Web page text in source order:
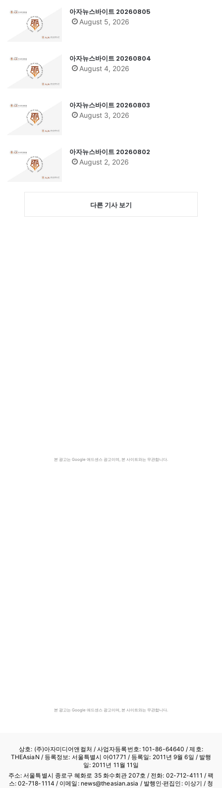
아자뉴스바이트 20260805
August 5, 2026
아자뉴스바이트 20260804
August 4, 2026
아자뉴스바이트 20260803
August 3, 2026
아자뉴스바이트 20260802
August 2, 2026
다른 기사 보기
본 광고는 Google 애드센스 광고이며, 본 사이트와는 무관합니다.
본 광고는 Google 애드센스 광고이며, 본 사이트와는 무관합니다.
상호: (주)아자미디어앤컬처 /사업자등록번호: 101-86-64640 / 제호:
THEAsiaN / 등록정보: 서울특별시 아01771 / 등록일: 2011년 9월 6일 / 발행
일: 2011년 11월 11일
주소: 서울특별시 종로구 혜화로 35 화수회관 207호 / 전화: 02-712-4111 / 팩
스: 02-718-1114 / 이메일: news@theasian.asia / 발행인·편집인: 이상기 / 청